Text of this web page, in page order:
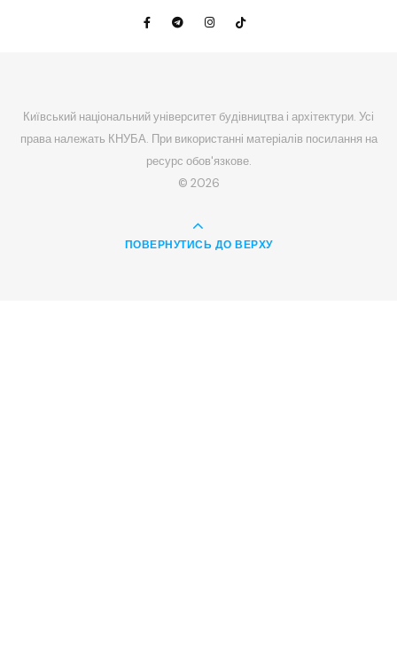
Київський національний університет будівництва і архітектури. Усі
права належать КНУБА. При використанні матеріалів посилання на
ресурс обов'язкове.
© 2026
ПОВЕРНУТИСЬ ДО ВЕРХУ